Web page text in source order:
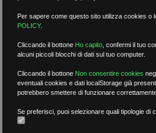
Nessun risultato.Rimuovi filtri
Per sapere come questo sito utilizza cookies o
POLICY.
Cliccando il bottone Ho capito ,confermi il tuo
alcuni piccoli blocchi di dati sul tuo computer.
Cliccando il bottone Non consentire cookies
eventuali cookies e dati localStorage già
potrebbero smettere di funzionare
Se preferisci, puoi selezionare quali tipologie di